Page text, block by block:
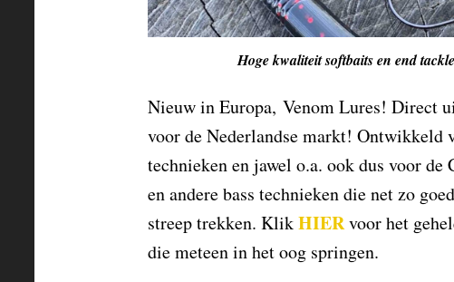
Hoge kwaliteit softbaits en end
Nieuw in Europa, Venom Lures! Direct
voor de Nederlandse markt! Ontwikkeld
technieken en jawel o.a. ook dus voor
en andere bass technieken die net zo
streep trekken. KlikHIERvoor het
die meteen in het oog springen.